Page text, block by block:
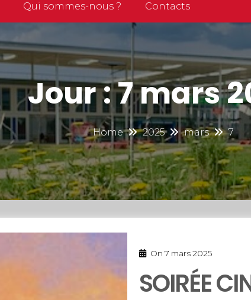
Qui sommes-nous ? Contacts
Jour :7 mars
Home 2025 mars 7
On7 mars 2025
SOIRÉE